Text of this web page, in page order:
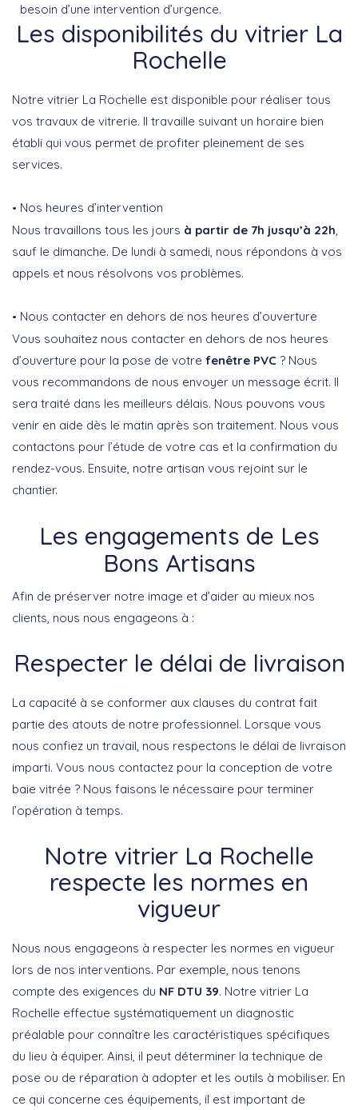
besoin d’une intervention d’urgence.
Les disponibilités du vitrier La
Rochelle
Notre vitrier La Rochelle est disponible pour réaliser tous
vos travaux de vitrerie. Il travaille suivant un horaire bien
établi qui vous permet de profiter pleinement de ses
services.
Nos heures d’intervention
Nous travaillons tous les jours à partir de 7h jusqu’à 22h
sauf le dimanche. De lundi à samedi, nous répondons à vos
appels et nous résolvons vos problèmes.
Nous contacter en dehors de nos heures d’ouverture
Vous souhaitez nous contacter en dehors de nos heures
d’ouverture pour la pose de votre fenêtre PVC ? Nous
vous recommandons de nous envoyer un message écrit. Il
sera traité dans les meilleurs délais. Nous pouvons vous
venir en aide dès le matin après son traitement. Nous vous
contactons pour l’étude de votre cas et la confirmation du
rendez-vous. Ensuite, notre artisan vous rejoint sur le
chantier.
Les engagements de Les
Bons Artisans
Afin de préserver notre image et d’aider au mieux nos
clients, nous nous engageons à :
Respecter le délai de livraison
La capacité à se conformer aux clauses du contrat fait
partie des atouts de notre professionnel. Lorsque vous
nous confiez un travail, nous respectons le délai de livraison
imparti. Vous nous contactez pour la conception de votre
baie vitrée ? Nous faisons le nécessaire pour terminer
l’opération à temps.
Notre vitrier La Rochelle
respecte les normes en
vigueur
Nous nous engageons à respecter les normes en vigueur
lors de nos interventions. Par exemple, nous tenons
compte des exigences du NF DTU 39. Notre vitrier La
Rochelle effectue systématiquement un diagnostic
préalable pour connaître les caractéristiques spécifiques
du lieu à équiper. Ainsi, il peut déterminer la technique de
pose ou de réparation à adopter et les outils à mobiliser. En
ce qui concerne ces équipements, il est important de